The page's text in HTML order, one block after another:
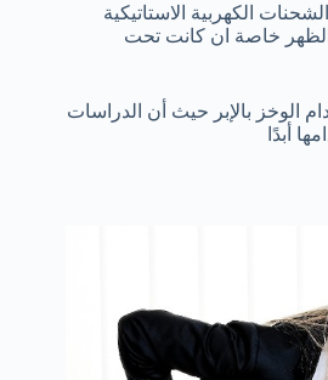
الكهربية الاستاتيكية
خاصة ان كانت تحت
الوخز بالإبر حيث أن الدراسات
أبدًا